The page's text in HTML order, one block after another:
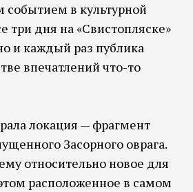
событием в культурной
три дня на «Свистопляске»
и каждый раз публика
впечатлений что-то
локация — фрагмент
Засорного оврага.
относительно новое для
расположенное в самом